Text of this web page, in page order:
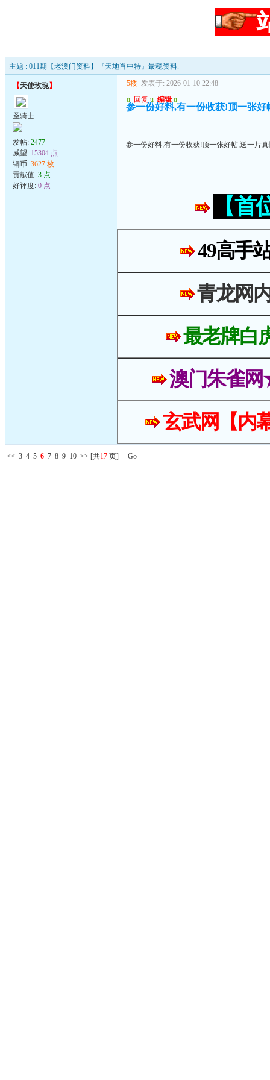
主题 : 011期【老澳门资料】『天地肖中特』最稳资料.
【天使玫瑰】
圣骑士
发帖: 2477
威望: 15304 点
铜币: 3627 枚
贡献值: 3 点
好评度: 0 点
5楼 发表于: 2026-01-10 22:48 ---
u 回复 u 编辑 u
参一份好料,有一份收获!顶一张
参一份好料,有一份收获!顶一张好帖,送一片
【
49高手
青龙网
最老牌白
澳门朱雀
玄武网【内
<< 3 4 5 6 7 8 9 10 >> [共17 页] Go